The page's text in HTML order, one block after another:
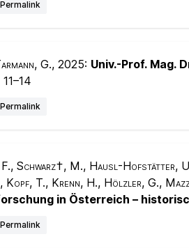
Permalink
G., 2025: Univ.-Prof. Mag.
11–14
Permalink
Schwarz†, M., Hausl-Hofstätter,
Kopf, T., Krenn, H., Hölzler, G.,
in Österreich –
Permalink